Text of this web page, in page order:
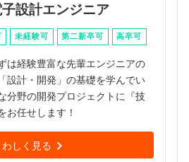
設計エンジニア
未経験可 第二新卒可 高卒可
は経験豊富な先輩エンジニアの
設計・開発」の基礎を学んでい
分野の開発プロジェクトに『技
お任せします！
わしく見る